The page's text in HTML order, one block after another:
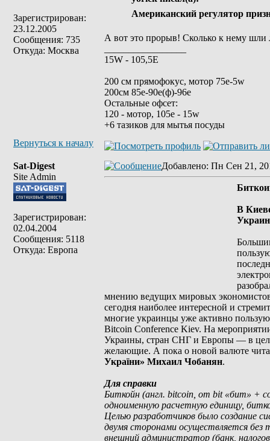
Зарегистрирован:
23.12.2005
Сообщения: 735
Откуда: Москва
Американский регулятор
А вот это прорыв! Сколько к нему шли
15W - 105,5E
200 см прямофокус, мотор 75е-5w
200см 85e-90e(ф)-96e
Остальные офсет:
120 - мотор, 105е - 15w
+6 тазиков для мытья посуды
Вернуться к началу
Sat-Digest
Site Admin
Зарегистрирован:
02.04.2004
Сообщения: 5118
Откуда: Европа
Добавлено: Пн Сен 21,
В
мнению ведущих мировых
сегодня наиболее интересной и
многие украинцы уже активно
Bitcoin Conference Kiev. На
Украины, стран СНГ и Европы — в
желающие. А пока о новой валюте
України» Михаил Чобанян.
Для справки
Биткойн (англ. bitcoin, от bit «бит» +
одноименную расчетную единицу,
Целью разработчиков было создание
двумя сторонами осуществляется без
внешний администратор (банк,